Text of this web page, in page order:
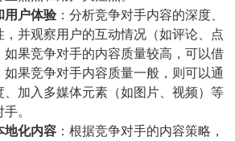
用户体验 ：分析竞争对手内容的深度、
，并观察用户的互动情况（如评论、点
如果竞争对手的内容质量较高，可以借
果竞争对手内容质量一般，则可以通
、加入多媒体元素（如图片、视频）等
。
地化内容 ：根据竞争对手的内容策略，